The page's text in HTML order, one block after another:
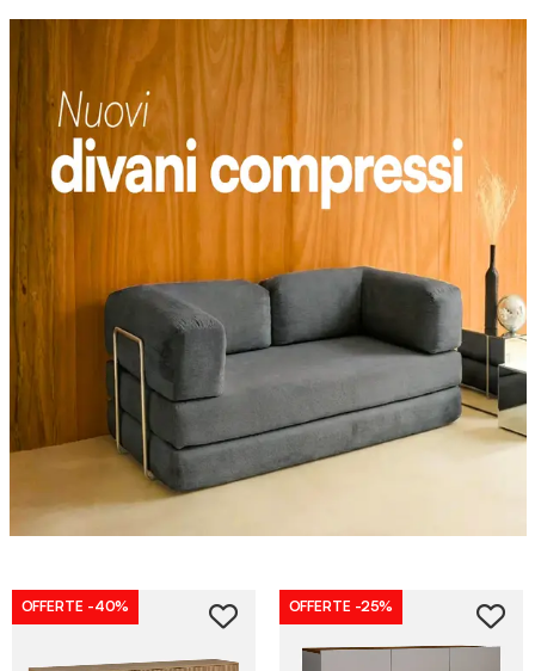
OFFERTE -40% OFFERTE -25%